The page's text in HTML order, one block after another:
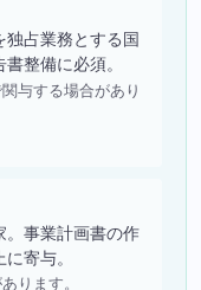
独占業務とする国
整備に必須。
与する場合があり
。事業計画書の作
寄与。
ります。